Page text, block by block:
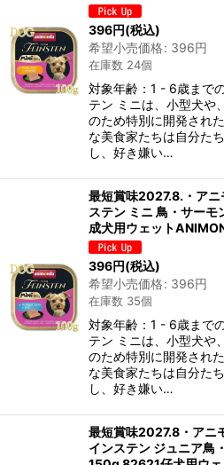
396円(税込)
希望小売価格: 396円
在庫数 24個
対象年齢：1 - 6歳まで
テン ミニは、小型犬や
のため特別に開発され
な美食家たちは自分た
し、好き嫌い…
最短賞味2027.8.・アニ
ステン ミニ 鳥・サー
成犬用ウェット
396円(税込)
希望小売価格: 396円
在庫数 35個
対象年齢：1 - 6歳まで
テン ミニは、小型犬や
のため特別に開発され
な美食家たちは自分た
し、好き嫌い…
最短賞味2027.8・アニ
インステン ジュニア鳥